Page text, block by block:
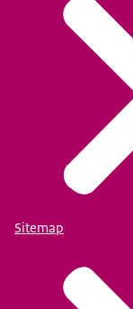
Sitemap